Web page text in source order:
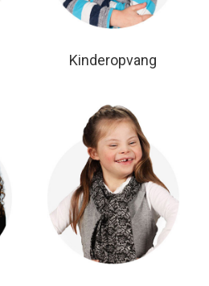
Kinderopvang